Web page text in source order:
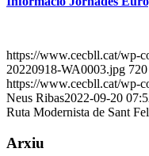
https://www.cecbll.cat/wp-
20220918-WA0003.jpg 720
https://www.cecbll.cat/wp-
Neus Ribas2022-09-20
Ruta Modernista de Sant
Arxiu